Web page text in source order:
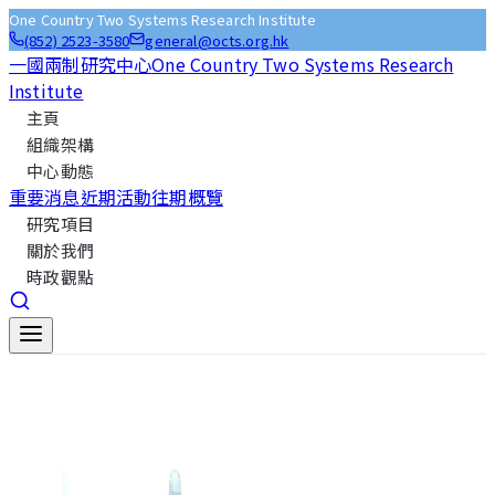
One Country Two Systems Research Institute
(852) 2523-3580
general@octs.org.hk
一國兩制研究中心One Country Two Systems Research
Institute
主頁
組織架構
中心動態
重要消息近期活動往期概覽
研究項目
關於我們
時政觀點